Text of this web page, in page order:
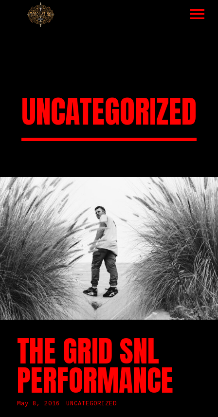
TOUR – ALL EVENTS
ABOUT
SHOP
SHOP
UNCATEGORIZED
THE GRID SNL
PERFORMANCE
May 8, 2016 UNCATEGORIZED